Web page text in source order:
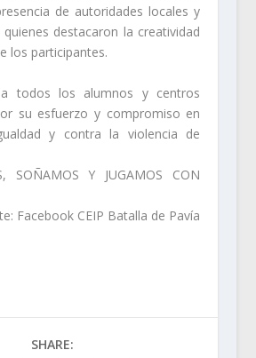
de autoridades locales y
destacaron la creatividad
los participantes.
a todos los alumnos y centros
su esfuerzo y compromiso en
y contra la violencia de
SOÑAMOS Y JUGAMOS CON
Facebook CEIP Batalla de Pavía
SHARE: